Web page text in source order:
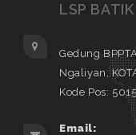
LSP
Gedung
Ngaliyan,
Kode Pos:
Email: